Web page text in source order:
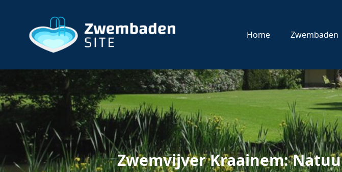
Home Zwembaden
Zwemvijver Kraainem: